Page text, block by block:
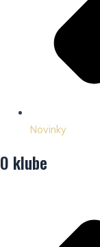
Novinky
O klube